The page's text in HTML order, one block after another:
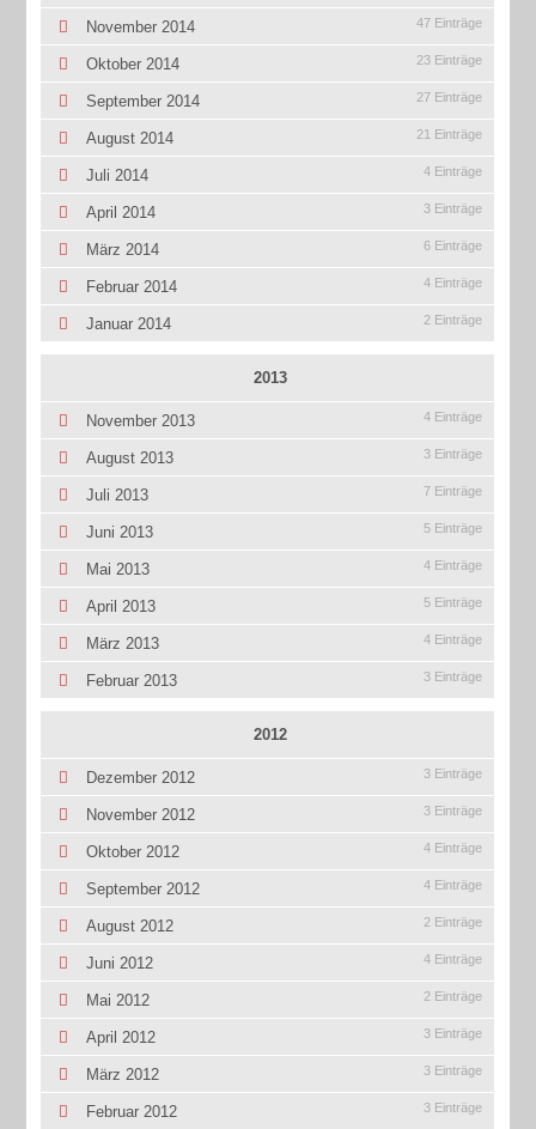
November 2014 47 Einträge
Oktober 2014 23 Einträge
September 2014 27 Einträge
August 2014 21 Einträge
Juli 2014 4 Einträge
April 2014 3 Einträge
März 2014 6 Einträge
Februar 2014 4 Einträge
Januar 2014 2 Einträge
2013
November 2013 4 Einträge
August 2013 3 Einträge
Juli 2013 7 Einträge
Juni 2013 5 Einträge
Mai 2013 4 Einträge
April 2013 5 Einträge
März 2013 4 Einträge
Februar 2013 3 Einträge
2012
Dezember 2012 3 Einträge
November 2012 3 Einträge
Oktober 2012 4 Einträge
September 2012 4 Einträge
August 2012 2 Einträge
Juni 2012 4 Einträge
Mai 2012 2 Einträge
April 2012 3 Einträge
März 2012 3 Einträge
Februar 2012 3 Einträge